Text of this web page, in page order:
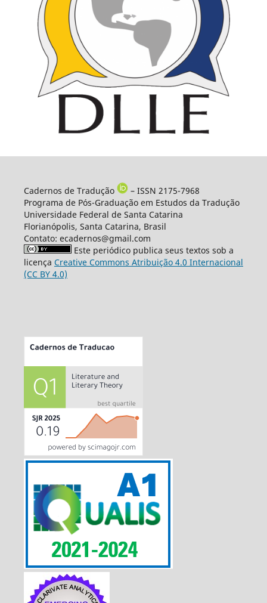
Cadernos de Tradução
– ISSN 2175-7968
Programa de Pós-Graduação em Estudos da Tradução
Universidade Federal de Santa Catarina
Florianópolis, Santa Catarina, Brasil
Contato: ecadernos@gmail.com
Este periódico publica seus textos sob a
licença Creative Commons Atribuição 4.0 Internacional
(CC BY 4.0)